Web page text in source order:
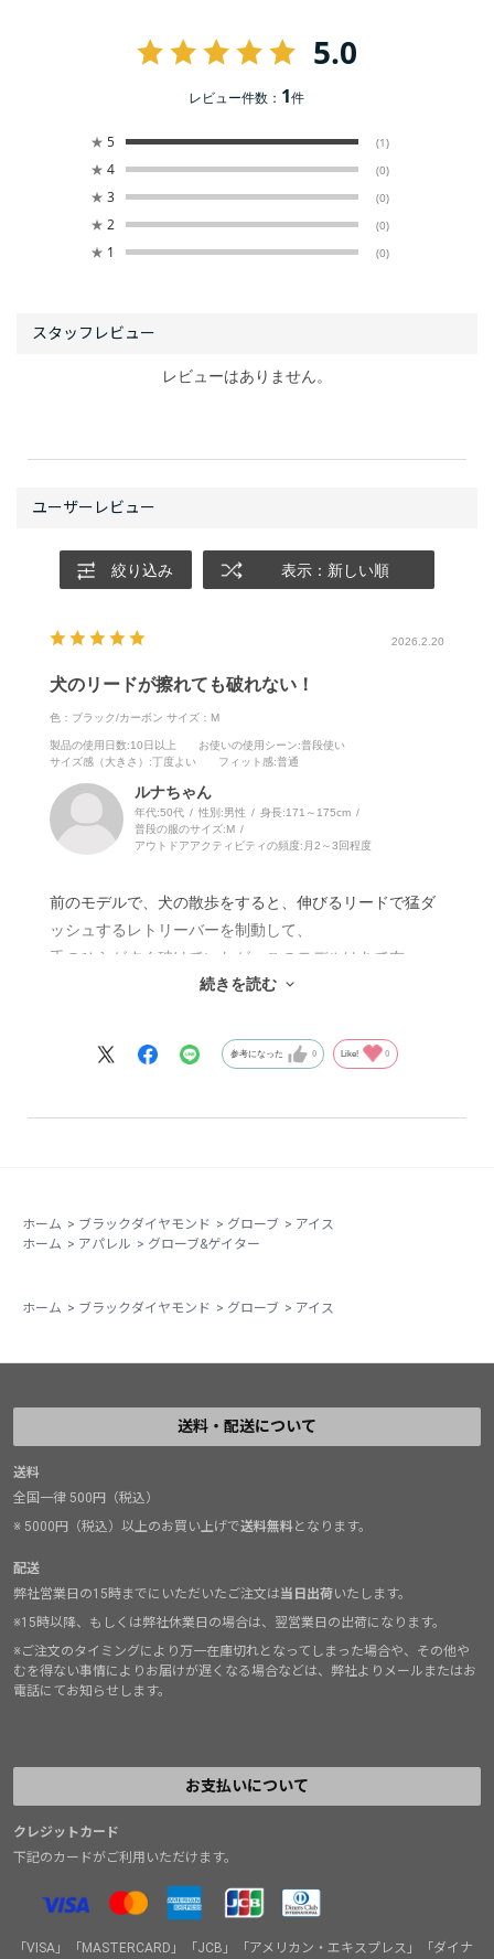
5.0
レビュー件数： 1件
★ 5 (1)
★ 4 (0)
★ 3 (0)
★ 2 (0)
★ 1 (0)
絞り込み 表示：新しい順
2026.2.20
犬のリードが擦れても破れない！
色：ブラック/カーボン サイズ：M
製品の使用日数:10日以上 お使いの使用シーン:普段使い
サイズ感（大きさ） :丁度よい フィット感:普通
ルナちゃん
年代:50代 性別:男性 身長:171～175cm
普段の服のサイズ:M
アウトドアアクティビティの頻度: 月2～3回程度
前のモデルで、犬の散歩をすると、伸びるリードで猛ダ
ッシュするレトリーバーを制動して、
手のひらがすぐ破けていたが、このモデルはあて布
（革）があるので、全く破れない！
高にいいです。
続きを読む
参考になった 0 Like! 0
レビューはありません。
ホーム > ブラックダイヤモンド > グローブ > アイス
ホーム > アパレル > グローブ&ゲイター
ホーム > ブラックダイヤモンド > グローブ > アイス
送料・配送について
送料
全国一律 500円（税込）
※ 5000円（税込）以上のお買い上げで送料無料となります。
配送
弊社営業日の15時までにいただいたご注文は当日出荷いたします。
※15時以降、もしくは弊社休業日の場合は、翌営業日の出荷になります。
※ご注文のタイミングにより万一在庫切れとなってしまった場合や、その他や
むを得ない事情によりお届けが遅くなる場合などは、弊社よりメールまたはお
電話にてお知らせします。
お支払いについて
クレジットカード
下記のカードがご利用いただけます。
「VISA」「MASTERCARD」「JCB」「アメリカン・エキスプレス」「ダイナ